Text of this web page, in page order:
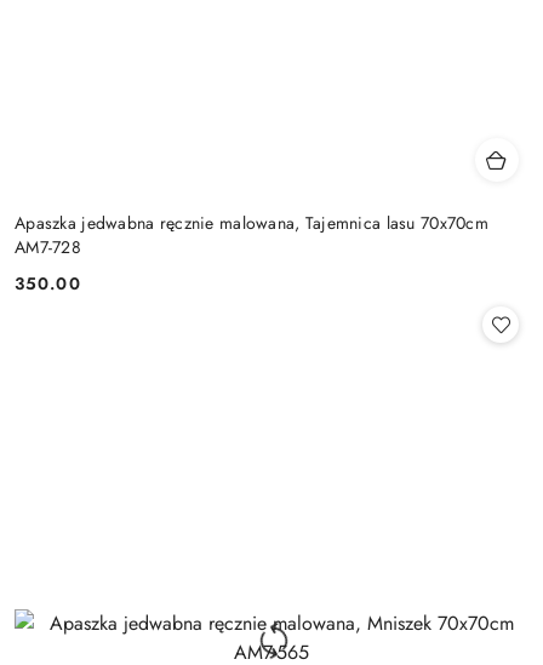
Apaszka jedwabna ręcznie malowana, Tajemnica lasu 70x70cm
AM7-728
Cena:
350.00